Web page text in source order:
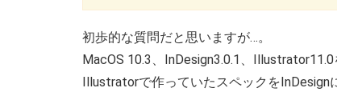
初歩的な質問だと思いますが…。
MacOS 10.3、InDesign3.0.1、Illustrator11.0
Illustratorで作っていたスペックを